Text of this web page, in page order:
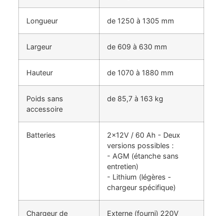
Longueur de 1250 à 1305 mm
Largeur de 609 à 630 mm
Hauteur de 1070 à 1880 mm
Poids sans
accessoire
de 85,7 à 163 kg
Batteries
2x12V / 60 Ah - Deux
versions possibles :
- AGM (étanche sans
entretien)
- Lithium (légères -
chargeur spécifique)
Chargeur de
Externe (fourni) 220V